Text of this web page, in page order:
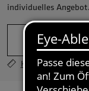
individuelles Angebot.
JETZT
Körpermaßtabelle